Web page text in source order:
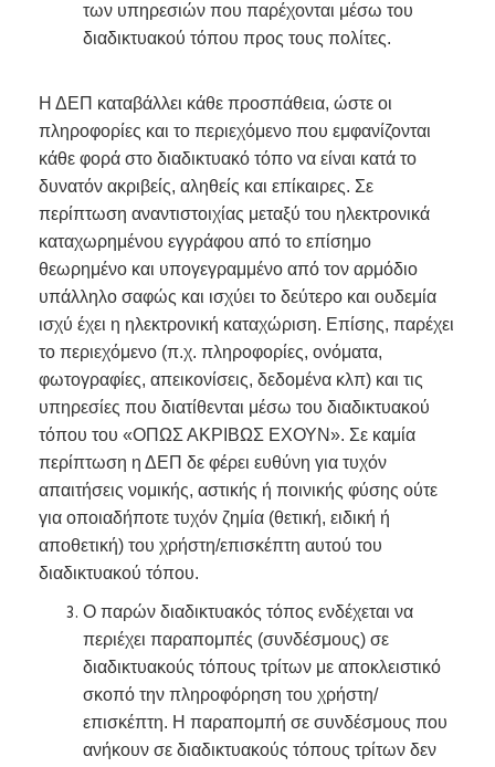
των υπηρεσιών που παρέχονται μέσω του
διαδικτυακού τόπου προς τους πολίτες.
Η ΔΕΠ καταβάλλει κάθε προσπάθεια, ώστε οι
πληροφορίες και το περιεχόμενο που εμφανίζονται
κάθε φορά στο διαδικτυακό τόπο να είναι κατά το
δυνατόν ακριβείς, αληθείς και επίκαιρες. Σε
περίπτωση αναντιστοιχίας μεταξύ του ηλεκτρονικά
καταχωρημένου εγγράφου από το επίσημο
θεωρημένο και υπογεγραμμένο από τον αρμόδιο
υπάλληλο σαφώς και ισχύει το δεύτερο και ουδεμία
ισχύ έχει η ηλεκτρονική καταχώριση. Επίσης, παρέχει
το περιεχόμενο (π.χ. πληροφορίες, ονόματα,
φωτογραφίες, απεικονίσεις, δεδομένα κλπ) και τις
υπηρεσίες που διατίθενται μέσω του διαδικτυακού
τόπου του «ΟΠΩΣ ΑΚΡΙΒΩΣ ΕΧΟΥΝ». Σε καμία
περίπτωση η ΔΕΠ δε φέρει ευθύνη για τυχόν
απαιτήσεις νομικής, αστικής ή ποινικής φύσης ούτε
για οποιαδήποτε τυχόν ζημία (θετική, ειδική ή
αποθετική) του χρήστη/επισκέπτη αυτού του
διαδικτυακού τόπου.
Ο παρών διαδικτυακός τόπος ενδέχεται να
περιέχει παραπομπές (συνδέσμους) σε
διαδικτυακούς τόπους τρίτων με αποκλειστικό
σκοπό την πληροφόρηση του χρήστη/
επισκέπτη. Η παραπομπή σε συνδέσμους που
ανήκουν σε διαδικτυακούς τόπους τρίτων δεν